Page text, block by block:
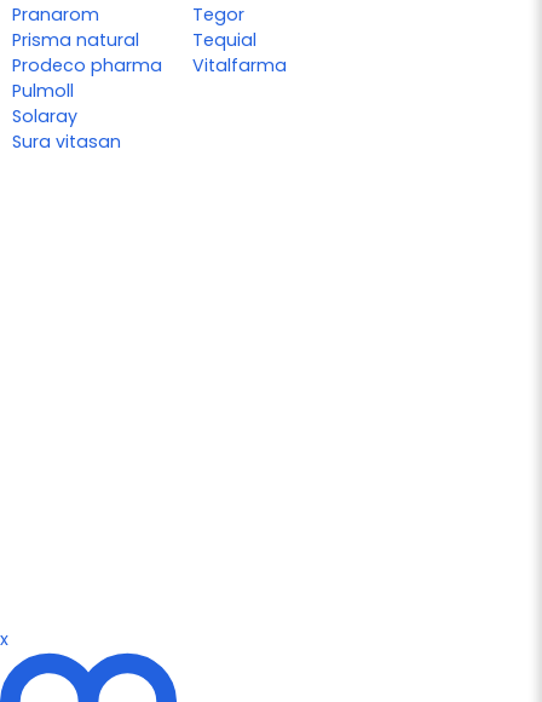
Pranarom
Prisma natural
Prodeco pharma
Pulmoll
Solaray
Sura vitasan
Tegor
Tequial
Vitalfarma
x